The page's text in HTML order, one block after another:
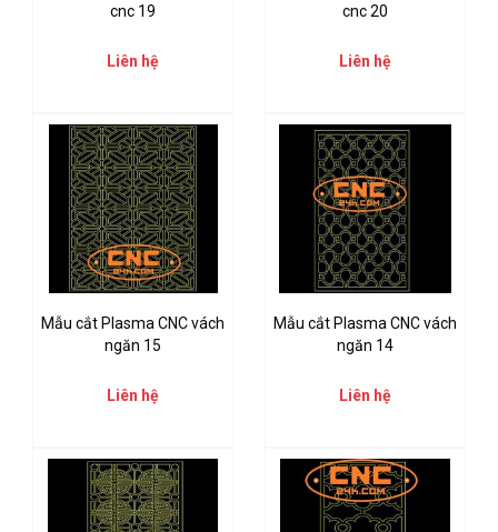
cnc 19
Liên hệ
cnc 20
Liên hệ
Mẫu cắt Plasma CNC vách
ngăn 15
Liên hệ
Mẫu cắt Plasma CNC vách
ngăn 14
Liên hệ